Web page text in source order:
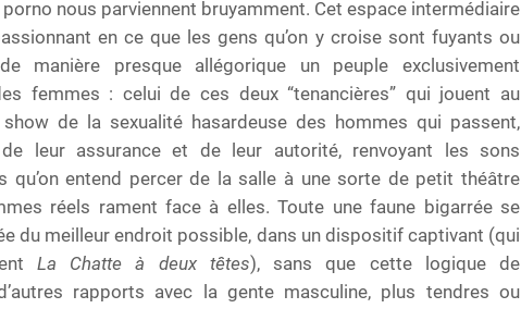
nous parviennent bruyamment. Cet espace intermédiaire
en ce que les gens qu’on y croise sont fuyants ou
manière presque allégorique un peuple exclusivement
femmes : celui de ces deux “tenancières” qui jouent au
de la sexualité hasardeuse des hommes qui passent,
de leur assurance et de leur autorité, renvoyant les sons
qu’on entend percer de la salle à une sorte de petit théâtre
réels rament face à elles. Toute une faune bigarrée se
du meilleur endroit possible, dans un dispositif captivant (qui
La Chatte à deux têtes), sans que cette logique de
rapports avec la gente masculine, plus tendres ou